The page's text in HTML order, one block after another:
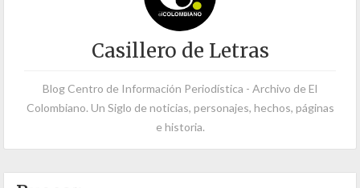
Casillero de Letras
Blog Centro de Información Periodística - Archivo de El
Colombiano. Un Siglo de noticias, personajes, hechos, páginas
e historia.